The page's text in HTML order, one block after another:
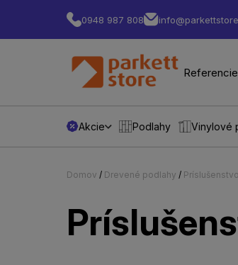
0948 987 808
Referencie
Akcie Podlahy Vinylové
Domov / Drevené podlahy /